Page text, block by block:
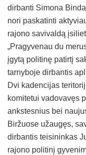
dirbanti Simona
nori paskatinti
rajono savivaldą
„Pragyvenau du
įgytą politinę patirtį
tarnyboje dirbantis
Dvi kadencijas
komitetui vadovavęs
ankstesnius bei
Biržuose užaugęs,
dirbantis teisininkas
rajono politinį